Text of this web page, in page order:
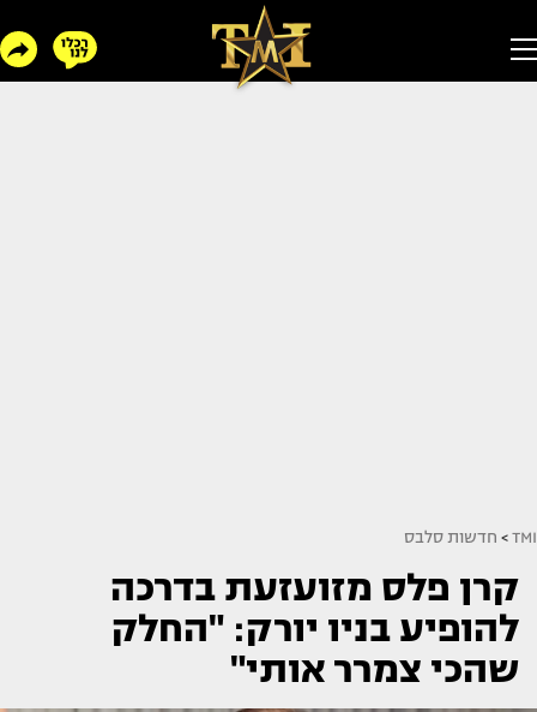
TMI
> חדשות סלבס
קרן פלס מזועזעת בדרכה
להופיע בניו יורק: "החלק
שהכי צמרר אותי"